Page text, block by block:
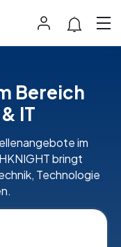
Bereich
IT
im
bringt
Technologie